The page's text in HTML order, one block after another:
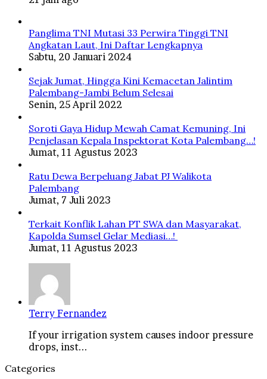
Panglima TNI Mutasi 33 Perwira Tinggi TNI
Angkatan Laut, Ini Daftar Lengkapnya
Sabtu, 20 Januari 2024
Sejak Jumat, Hingga Kini Kemacetan Jalintim
Palembang-Jambi Belum Selesai
Senin, 25 April 2022
Soroti Gaya Hidup Mewah Camat Kemuning, Ini
Penjelasan Kepala Inspektorat Kota Palembang…!
Jumat, 11 Agustus 2023
Ratu Dewa Berpeluang Jabat PJ Walikota
Palembang
Jumat, 7 Juli 2023
Terkait Konflik Lahan PT SWA dan Masyarakat,
Kapolda Sumsel Gelar Mediasi…!
Jumat, 11 Agustus 2023
Terry Fernandez
If your irrigation system causes indoor pressure
drops, inst...
Categories